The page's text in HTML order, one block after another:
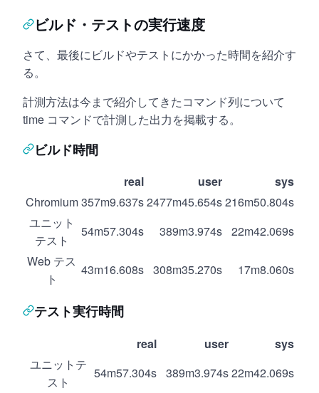
ビルド・テストの実行速度
さて、最後にビルドやテストにかかった時間を紹介す
る。
計測方法は今まで紹介してきたコマンド列について
time コマンドで計測した出力を掲載する。
ビルド時間
real user
sys
Chromium357m9.637s2477m45.654s216m50.804s
ユニット
テスト
54m57.304s 389m3.974s 22m42.069s
Web テス
ト
43m16.608s 308m35.270s 17m8.060s
テスト実行時間
real user
sys
ユニットテ
スト
54m57.304s 389m3.974s22m42.069s